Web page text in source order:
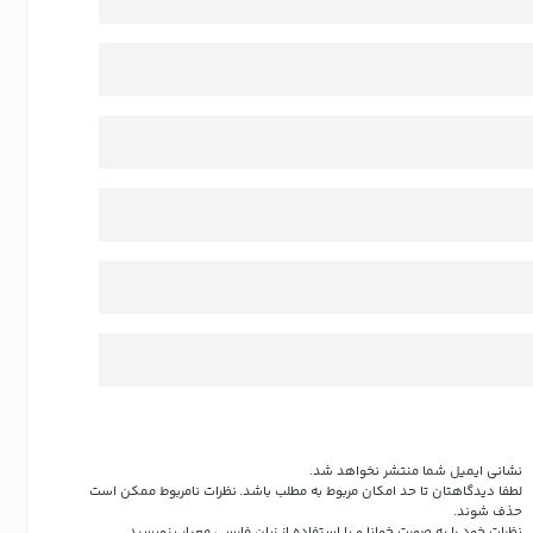
نشانی ایمیل شما منتشر نخواهد شد.
لطفا دیدگاهتان تا حد امکان مربوط به مطلب باشد. نظرات نامربوط ممکن است
حذف شوند.